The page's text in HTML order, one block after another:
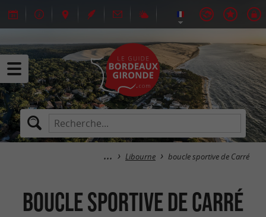
Libourne boucle sportive de Carré
boucle sportive de Carré